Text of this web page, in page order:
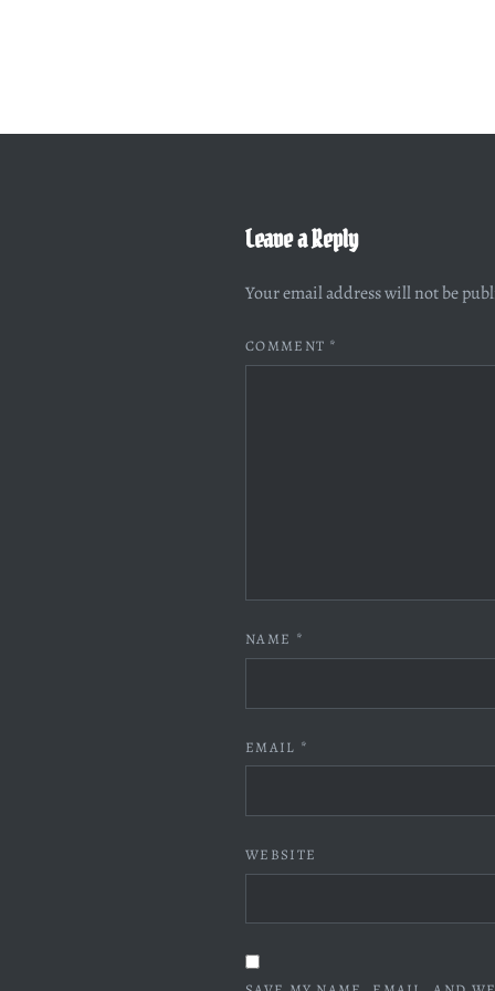
Leave a Reply
Your email address will not be
COMMENT *
NAME *
EMAIL *
WEBSITE